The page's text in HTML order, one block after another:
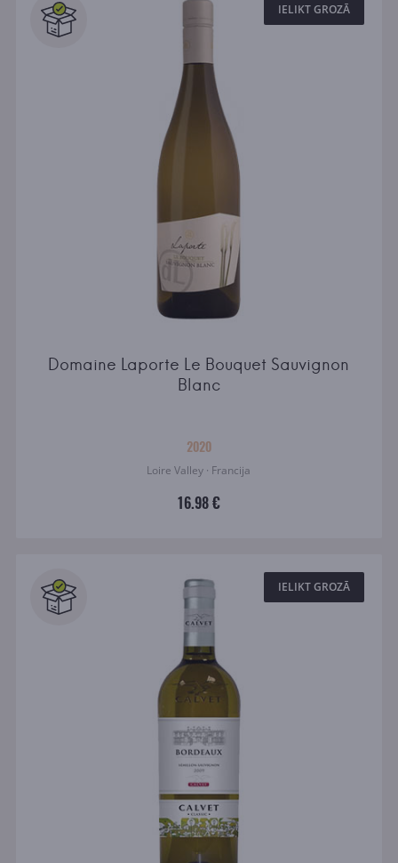
IELIKT GROZĀ
Domaine Laporte Le Bouquet Sauvignon
Blanc
2020
Loire Valley · Francija
16.98 €
IELIKT GROZĀ